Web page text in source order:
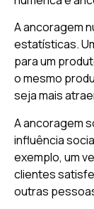
A ancoragem
estatísticas.
para um
o mesmo
seja mais
A ancoragem
influência
exemplo, um
clientes
outras